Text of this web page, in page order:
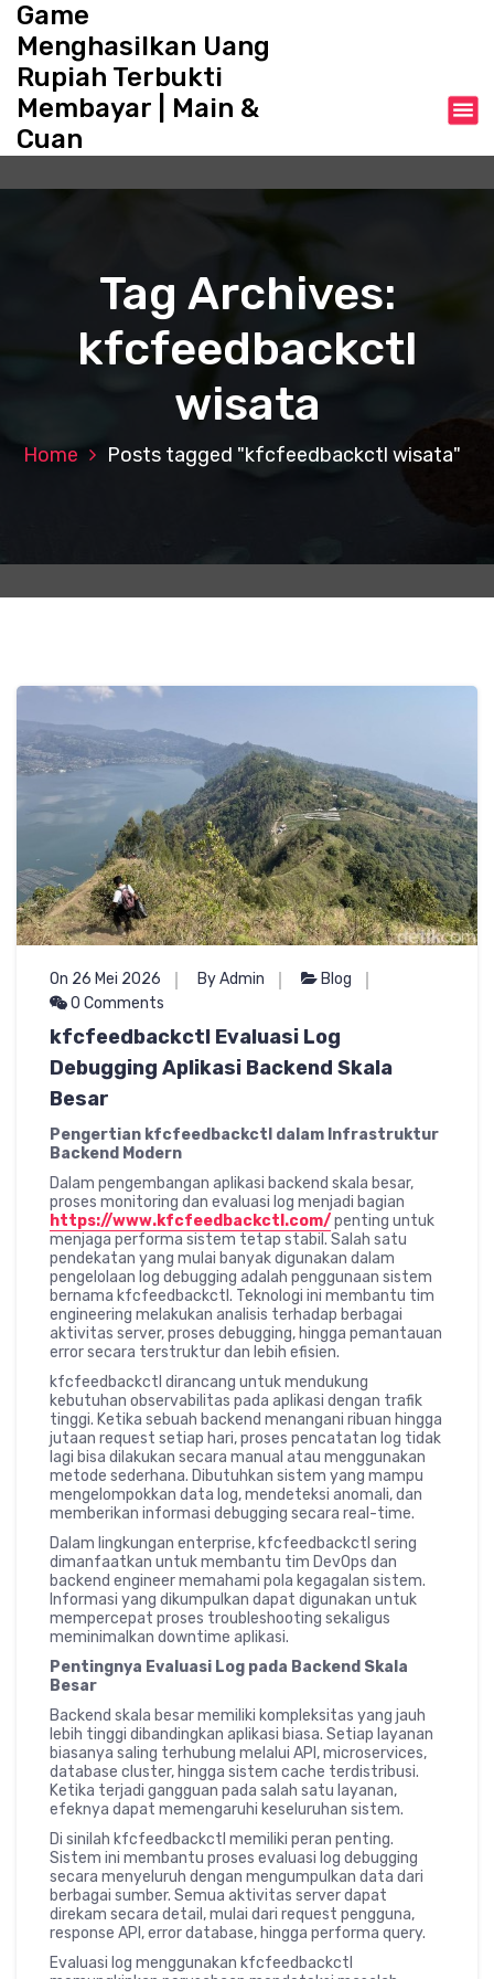
c
Game
Menghasilkan Uang
Rupiah Terbukti
Membayar | Main &
Cuan
Tag Archives:
kfcfeedbackctl
wisata
Home Posts tagged "kfcfeedbackctl wisata"
On 26 Mei 2026 By Admin
Blog
0 Comments
kfcfeedbackctl Evaluasi Log
Debugging Aplikasi Backend Skala
Besar
Pengertian kfcfeedbackctl dalam Infrastruktur
Backend Modern
Dalam pengembangan aplikasi backend skala besar,
proses monitoring dan evaluasi log menjadi bagian
https://www.kfcfeedbackctl.com/penting untuk
menjaga performa sistem tetap stabil. Salah satu
pendekatan yang mulai banyak digunakan dalam
pengelolaan log debugging adalah penggunaan sistem
bernama kfcfeedbackctl. Teknologi ini membantu tim
engineering melakukan analisis terhadap berbagai
aktivitas server, proses debugging, hingga pemantauan
error secara terstruktur dan lebih efisien.
kfcfeedbackctl dirancang untuk mendukung
kebutuhan observabilitas pada aplikasi dengan trafik
tinggi. Ketika sebuah backend menangani ribuan hingga
jutaan request setiap hari, proses pencatatan log tidak
lagi bisa dilakukan secara manual atau menggunakan
metode sederhana. Dibutuhkan sistem yang mampu
mengelompokkan data log, mendeteksi anomali, dan
memberikan informasi debugging secara real-time.
Dalam lingkungan enterprise, kfcfeedbackctl sering
dimanfaatkan untuk membantu tim DevOps dan
backend engineer memahami pola kegagalan sistem.
Informasi yang dikumpulkan dapat digunakan untuk
mempercepat proses troubleshooting sekaligus
meminimalkan downtime aplikasi.
Pentingnya Evaluasi Log pada Backend Skala
Besar
Backend skala besar memiliki kompleksitas yang jauh
lebih tinggi dibandingkan aplikasi biasa. Setiap layanan
biasanya saling terhubung melalui API, microservices,
database cluster, hingga sistem cache terdistribusi.
Ketika terjadi gangguan pada salah satu layanan,
efeknya dapat memengaruhi keseluruhan sistem.
Di sinilah kfcfeedbackctl memiliki peran penting.
Sistem ini membantu proses evaluasi log debugging
secara menyeluruh dengan mengumpulkan data dari
berbagai sumber. Semua aktivitas server dapat
direkam secara detail, mulai dari request pengguna,
response API, error database, hingga performa query.
Evaluasi log menggunakan kfcfeedbackctl